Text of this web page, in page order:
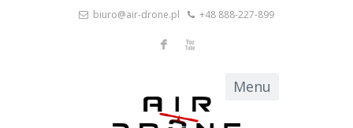
biuro@air-drone.pl +48 888-227-899
F X